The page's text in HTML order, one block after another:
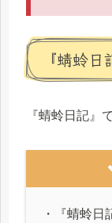
『蜻蛉
『蜻蛉日記』
・『蜻蛉